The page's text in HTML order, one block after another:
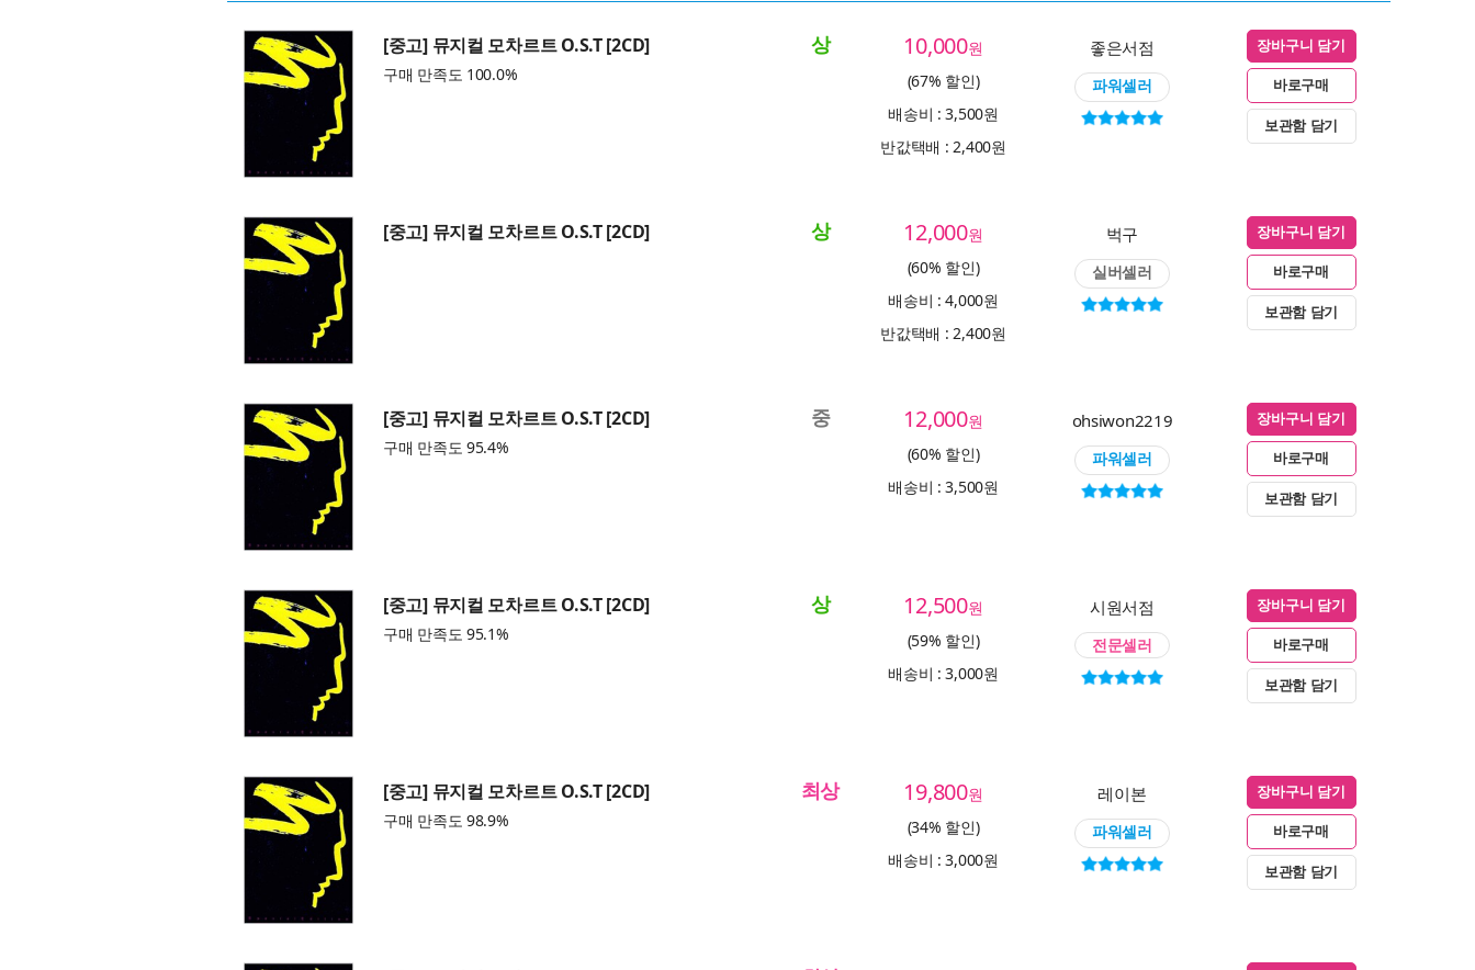
[중고] 뮤지컬 모차르트 O.S.T [2CD]
구매 만족도 100.0%
상 10,000원
(67% 할인)
배송비 : 3,500원
반값택배 : 2,400원
좋은서점
파워셀러
장바구니 담기
바로구매
보관함 담기
[중고] 뮤지컬 모차르트 O.S.T [2CD] 상 12,000원
(60% 할인)
배송비 : 4,000원
반값택배 : 2,400원
벅구
실버셀러
장바구니 담기
바로구매
보관함 담기
[중고] 뮤지컬 모차르트 O.S.T [2CD]
구매 만족도 95.4%
중 12,000원
(60% 할인)
배송비 : 3,500원
ohsiwon2219
파워셀러
장바구니 담기
바로구매
보관함 담기
[중고] 뮤지컬 모차르트 O.S.T [2CD]
구매 만족도 95.1%
상 12,500원
(59% 할인)
배송비 : 3,000원
시원서점
전문셀러
장바구니 담기
바로구매
보관함 담기
[중고] 뮤지컬 모차르트 O.S.T [2CD]
구매 만족도 98.9%
최상 19,800원
(34% 할인)
배송비 : 3,000원
레이본
파워셀러
장바구니 담기
바로구매
보관함 담기